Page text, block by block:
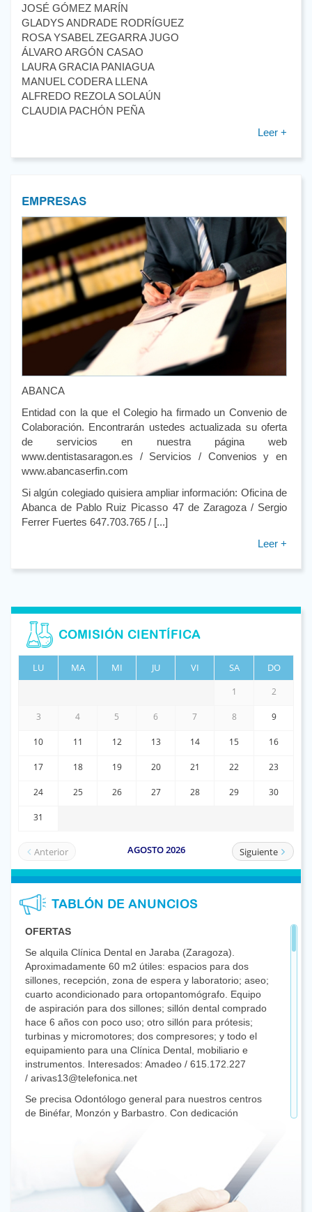
JOSÉ GÓMEZ MARÍN
GLADYS ANDRADE RODRÍGUEZ
ROSA YSABEL ZEGARRA JUGO
ÁLVARO ARGÓN CASAO
LAURA GRACIA PANIAGUA
MANUEL CODERA LLENA
ALFREDO REZOLA SOLAÚN
CLAUDIA PACHÓN PEÑA
Leer +
EMPRESAS
ABANCA
Entidad con la que el Colegio ha firmado un Convenio de
Colaboración. Encontrarán ustedes actualizada su oferta
de servicios en nuestra página web
www.dentistasaragon.es / Servicios / Convenios y en
www.abancaserfin.com
Si algún colegiado quisiera ampliar información: Oficina de
Abanca de Pablo Ruiz Picasso 47 de Zaragoza / Sergio
Ferrer Fuertes 647.703.765 / [...]
Leer +
COMISIÓN CIENTÍFICA
TABLÓN DE ANUNCIOS
OFERTAS
Se alquila Clínica Dental en Jaraba (Zaragoza).
Aproximadamente 60 m2 útiles: espacios para dos
sillones, recepción, zona de espera y laboratorio; aseo;
cuarto acondicionado para ortopantomógrafo. Equipo
de aspiración para dos sillones; sillón dental comprado
hace 6 años con poco uso; otro sillón para prótesis;
turbinas y micromotores; dos compresores; y todo el
equipamiento para una Clínica Dental, mobiliario e
instrumentos. Interesados: Amadeo / 615.172.227
/ arivas13@telefonica.net
Se precisa Odontólogo general para nuestros centros
de Binéfar, Monzón y Barbastro. Con dedicación
pudiendo llegar a realizar jornada completa. Régimen
general o colaborador.
Interesados: fjgarcesbailo@dentistasaragon.es
Clínica consolidada en Zaragoza precisa de Odontólogo